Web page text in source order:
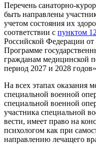
Перечень санаторно-
быть направлены
учетом состояния их
соответствии с пунктом 12
Российской Федерации
Программе
гражданам медицинской
период 2027 и 2028
На всех этапах оказания
специальной военной
специальной военной
участника специальной
вести, имеет право на
психологом как при
направлению лечащего